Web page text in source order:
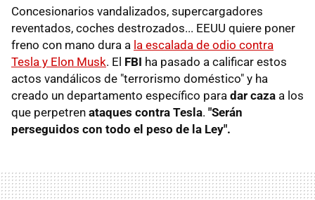
Concesionarios vandalizados, supercargadores
reventados, coches destrozados... EEUU quiere poner
freno con mano dura a la escalada de odio contra
Tesla y Elon Musk. El FBI ha pasado a calificar estos
actos vandálicos de "terrorismo doméstico" y ha
creado un departamento específico para dar caza a los
que perpetren ataques contra Tesla. "Serán
perseguidos con todo el peso de la Ley".